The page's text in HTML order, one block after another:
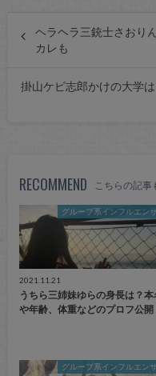
ヘラヘラ三銃士さおり
カレも
掛山ケビ志郎かけの大学
RECOMMEND こちらの記事
グループ系インフルエン
2021.11.21
うちら三姉妹ゆらの身長は？本
や年齢、体重などのプロフ公開
グループ系インフルエン